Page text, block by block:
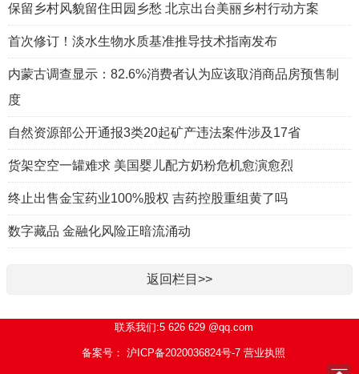
保留乡村风貌留住田园乡愁 北京出台美丽乡村行动方案
首次修订！淡水生物水质基准推导技术指南发布
内蒙古调查显示：82.6%消费者认为应该取消商品房预售制
度
自然资源部公开通报3类20起矿产违法案件涉及17省
货架空空一罐难求 美国婴儿配方奶粉危机愈演愈烈
终止出售金宝药业100%股权 吉药控股重组黄了吗
数字藏品 金融化风险正暗流涌动
返回栏目>>
联系我们:5 626 629 @qq.com
备案号： 沪ICP备2020036824号-7 营业执照